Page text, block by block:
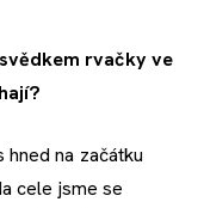
rvačky ve
na začátku
cele jsme se